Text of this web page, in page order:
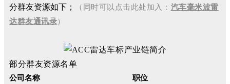
分群友资源如下；
（同时可以点击此处加入： 汽车毫米波雷
达群友通讯录）
部分群友资源名单
公司名称
职位